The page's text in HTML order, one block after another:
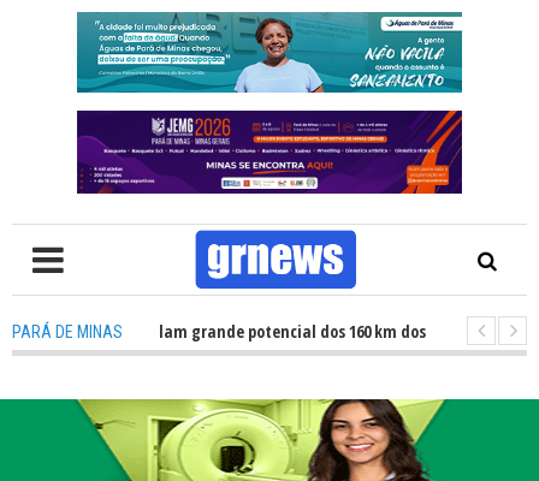
PARÁ DE MINAS
TV: Atletas revelam grande potencial dos 160 km dos Caminhos do